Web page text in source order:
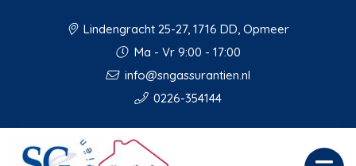
Lindengracht 25-27, 1716 DD, Opmeer
Ma - Vr 9:00 - 17:00
info@sngassurantien.nl
0226-354144